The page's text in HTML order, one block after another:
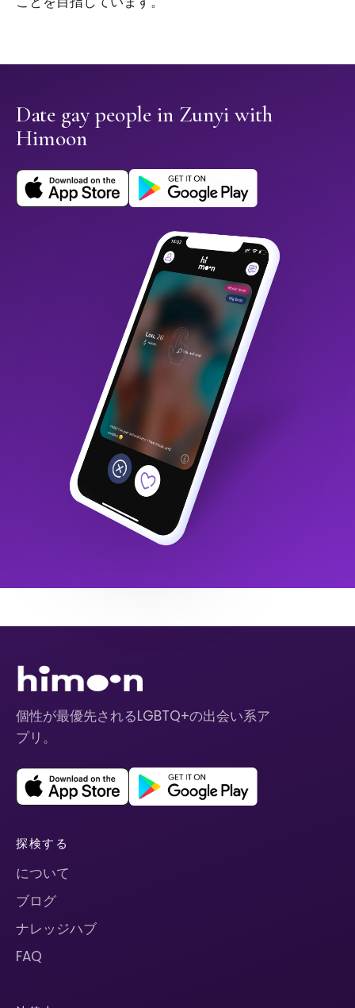
Date gay people in Zunyi with
Himoon
個性が最優先されるLGBTQ+の出会い系ア
プリ。
探検する
について
ブログ
ナレッジハブ
FAQ